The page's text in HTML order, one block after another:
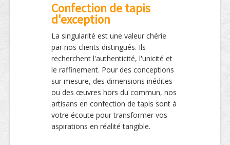
Confection de tapis
d'exception
La singularité est une valeur chérie
par nos clients distingués. Ils
recherchent l'authenticité, l'unicité et
le raffinement. Pour des conceptions
sur mesure, des dimensions inédites
ou des œuvres hors du commun, nos
artisans en confection de tapis sont à
votre écoute pour transformer vos
aspirations en réalité tangible.